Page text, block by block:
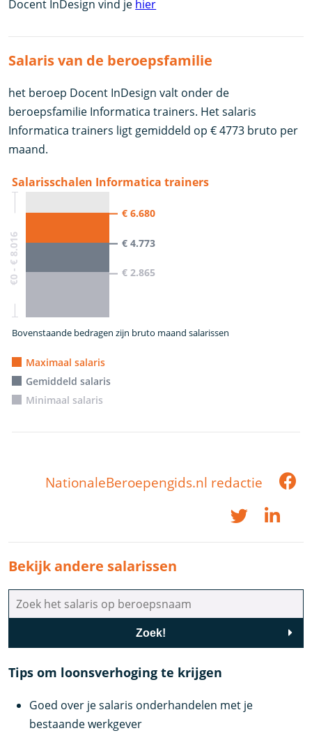
Docent InDesign vind je hier
Salaris van de beroepsfamilie
het beroep Docent InDesign valt onder de
beroepsfamilie Informatica trainers. Het salaris
Informatica trainers ligt gemiddeld op € 4773 bruto per
maand.
Salarisschalen Informatica trainers
€0 - € 8.016
€ 6.680
€ 4.773
€ 2.865
Bovenstaande bedragen zijn bruto maand salarissen
Maximaal salaris
Gemiddeld salaris
Minimaal salaris
NationaleBeroepengids.nl redactie
Bekijk andere salarissen
Zoek!
Tips om loonsverhoging te krijgen
Goed over je salaris onderhandelen met je
bestaande werkgever